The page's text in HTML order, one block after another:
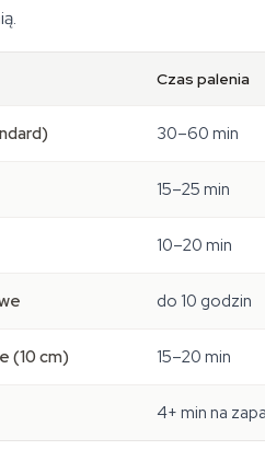
Czas palenia
30–60 min
15–25 min
10–20 min
do 10 godzin
(10 cm) 15–20 min
4+ min na